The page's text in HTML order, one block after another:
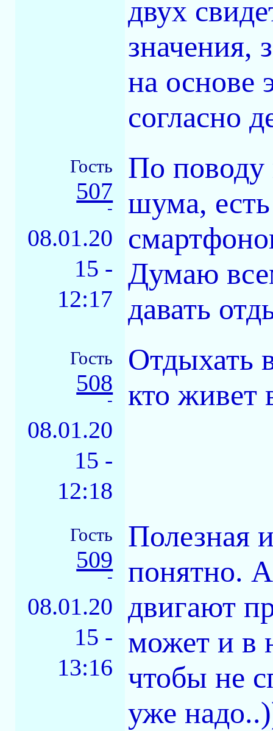
двух
значения,
на основе
согласно
Гость
507
-
08.01.20
15 -
12:17
По
шума,
Думаю
давать
Гость
508
-
08.01.20
15 -
12:18
Отдыхать
кто живет
Гость
509
-
08.01.20
15 -
13:16
Полезная
понятно. А
двигают
может и в
чтобы не
уже